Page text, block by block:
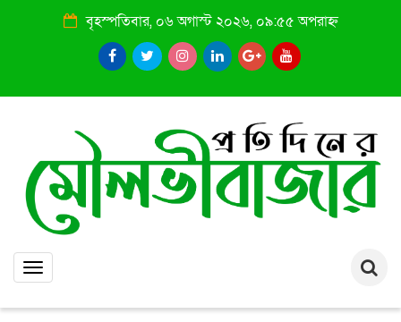
বৃহস্পতিবার, ০৬ অগাস্ট ২০২৬, ০৯:৫৫ অপরাহ্ন
Toggle